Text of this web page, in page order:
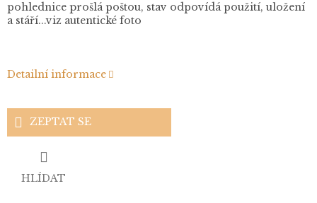
pohlednice prošlá poštou, stav odpovídá použití, uložení
a stáří...viz autentické foto
Detailní informace
ZEPTAT SE
HLÍDAT